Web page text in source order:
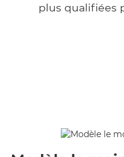
plus qualifiées